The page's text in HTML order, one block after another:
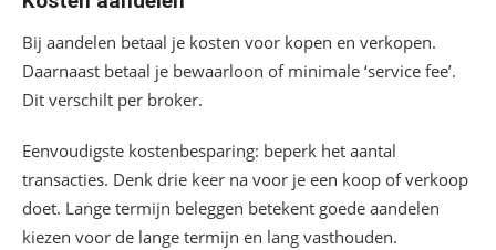
Bij aandelen betaal je kosten voor kopen en verkopen.
Daarnaast betaal je bewaarloon of minimale ‘service fee’.
Dit verschilt per broker.
Eenvoudigste kostenbesparing: beperk het aantal
transacties. Denk drie keer na voor je een koop of verkoop
doet. Lange termijn beleggen betekent goede aandelen
kiezen voor de lange termijn en lang vasthouden.